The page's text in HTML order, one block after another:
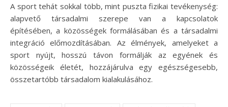
A sport tehát sokkal több, mint puszta fizikai tevékenység:
alapvető társadalmi szerepe van a kapcsolatok
építésében, a közösségek formálásában és a társadalmi
integráció előmozdításában. Az élmények, amelyeket a
sport nyújt, hosszú távon formálják az egyének és
közösségeik életét, hozzájárulva egy egészségesebb,
összetartóbb társadalom kialakulásához.